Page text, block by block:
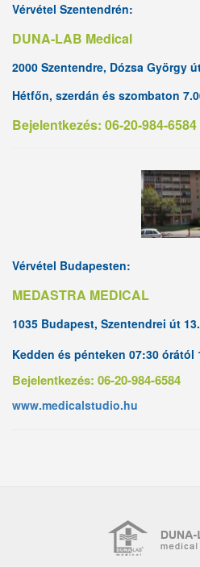
Vérvétel Szentendrén:
DUNA-LAB Medical
2000 Szentendre, Dózsa György
Hétfőn, szerdán és szombaton
Bejelentkezés: 06-20-984-6584
Vérvétel Budapesten:
MEDASTRA MEDICAL
1035 Budapest, Szentendrei út 13.
Kedden és pénteken 07:30 órától
Bejelentkezés: 06-20-984-6584
www.medicalstudio.hu